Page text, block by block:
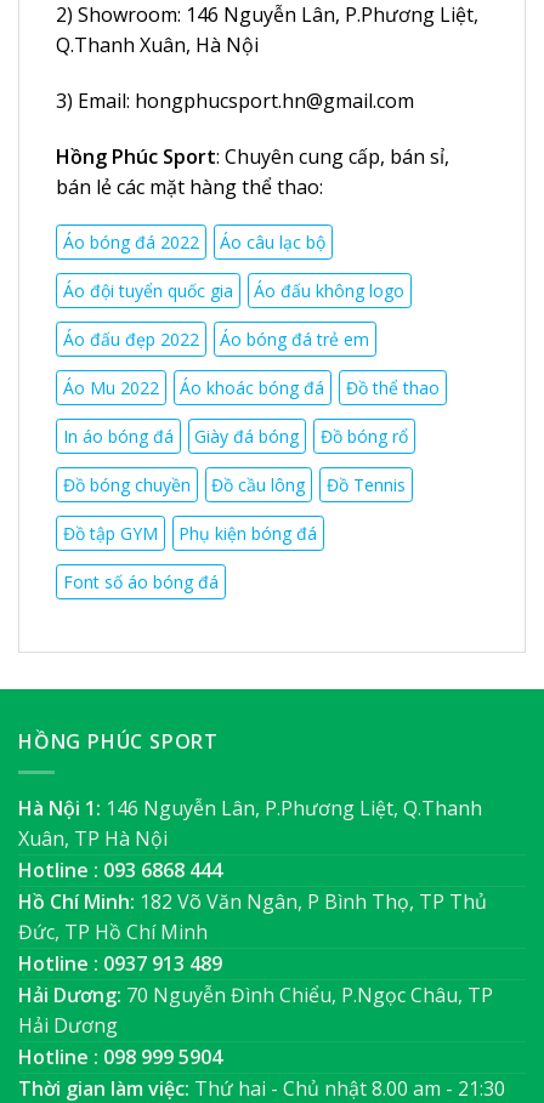
2) Showroom: 146 Nguyễn Lân, P.Phương Liệt,
Q.Thanh Xuân, Hà Nội
3) Email: hongphucsport.hn@gmail.com
Hồng Phúc Sport: Chuyên cung cấp, bán sỉ,
bán lẻ các mặt hàng thể thao:
Áo bóng đá 2022 Áo câu lạc bộ
Áo đội tuyển quốc gia Áo đấu không logo
Áo đấu đẹp 2022 Áo bóng đá trẻ em
Áo Mu 2022 Áo khoác bóng đá Đồ thể thao
In áo bóng đá Giày đá bóng Đồ bóng rổ
Đồ bóng chuyền Đồ cầu lông Đồ Tennis
Đồ tập GYM Phụ kiện bóng đá
Font số áo bóng đá
HỒNG PHÚC SPORT
Hà Nội 1: 146 Nguyễn Lân, P.Phương Liệt, Q.Thanh
Xuân, TP Hà Nội
Hotline : 093 6868 444
Hồ Chí Minh: 182 Võ Văn Ngân, P Bình Thọ, TP Thủ
Đức, TP Hồ Chí Minh
Hotline : 0937 913 489
Hải Dương: 70 Nguyễn Đình Chiểu, P.Ngọc Châu, TP
Hải Dương
Hotline : 098 999 5904
Thời gian làm việc: Thứ hai - Chủ nhật 8.00 am - 21:30